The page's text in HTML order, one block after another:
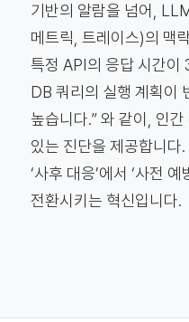
기반의 알람을 넘어,
메트릭, 트레이스)의 맥
특정 API의 응답 시간이
DB 쿼리의 실행 계획이
높습니다.” 와 같이, 인
있는 진단을 제공합니다
‘사후 대응’에서 ‘사전 예
전환시키는 혁신입니다.